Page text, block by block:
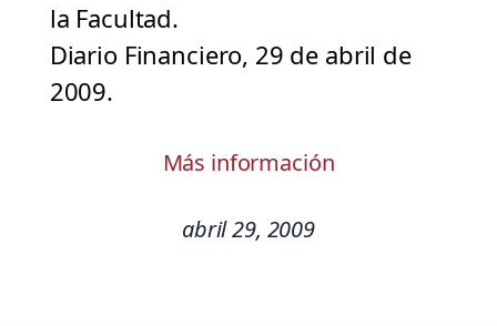
la Facultad.
Diario Financiero, 29 de abril de
2009.
Más información
abril 29, 2009